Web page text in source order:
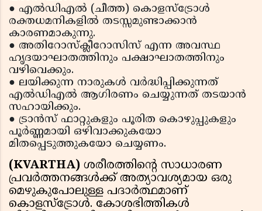
● എൽഡിഎൽ (ചീത്ത) കൊളസ്‌ട്രോൾ
രക്തധമനികളിൽ തടസ്സമുണ്ടാക്കാൻ
കാരണമാകുന്നു.
● അതിറോസ്ക്ലീറോസിസ് എന്ന അവസ്ഥ
ഹൃദയാഘാതത്തിനും പക്ഷാഘാതത്തിനും
വഴിവെക്കും.
● ലയിക്കുന്ന നാരുകൾ വർദ്ധിപ്പിക്കുന്നത്
എൽഡിഎൽ ആഗിരണം ചെയ്യുന്നത് തടയാൻ
സഹായിക്കും.
● ട്രാൻസ് ഫാറ്റുകളും പൂരിത കൊഴുപ്പുകളും
പൂർണ്ണമായി ഒഴിവാക്കുകയോ
മിതപ്പെടുത്തുകയോ ചെയ്യണം.
(KVARTHA) ശരീരത്തിന്റെ സാധാരണ
പ്രവർത്തനങ്ങൾക്ക് അത്യാവശ്യമായ ഒരു
മെഴുകുപോലുള്ള പദാർത്ഥമാണ്
കൊളസ്‌ട്രോൾ. കോശഭിത്തികൾ